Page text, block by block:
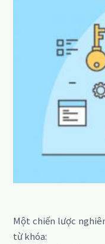
Một chiến lược
từ khóa: